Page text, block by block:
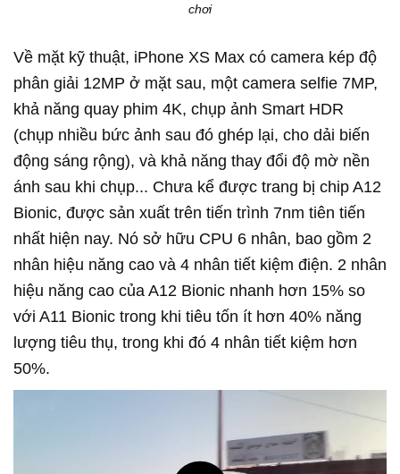
chơi
Về mặt kỹ thuật, iPhone XS Max có camera kép độ
phân giải 12MP ở mặt sau, một camera selfie 7MP,
khả năng quay phim 4K, chụp ảnh Smart HDR
(chụp nhiều bức ảnh sau đó ghép lại, cho dải biến
động sáng rộng), và khả năng thay đổi độ mờ nền
ánh sau khi chụp... Chưa kể được trang bị chip A12
Bionic, được sản xuất trên tiến trình 7nm tiên tiến
nhất hiện nay. Nó sở hữu CPU 6 nhân, bao gồm 2
nhân hiệu năng cao và 4 nhân tiết kiệm điện. 2 nhân
hiệu năng cao của A12 Bionic nhanh hơn 15% so
với A11 Bionic trong khi tiêu tốn ít hơn 40% năng
lượng tiêu thụ, trong khi đó 4 nhân tiết kiệm hơn
50%.